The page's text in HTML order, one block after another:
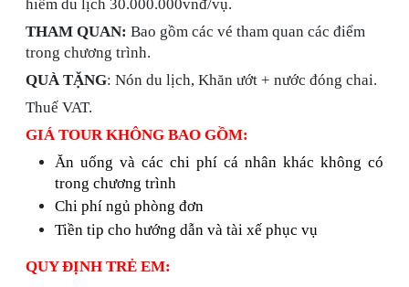
hiểm du lịch 30.000.000vnđ/vụ. ​​​​​​​
THAM QUAN: Bao gồm các vé tham quan các điểm
trong chương trình.
QUÀ TẶNG: Nón du lịch, Khăn ướt + nước đóng chai.
Thuế VAT.
GIÁ TOUR KHÔNG BAO GỒM:
Ăn uống và các chi phí cá nhân khác không có
trong chương trình
Chi phí ngủ phòng đơn
Tiền tip cho hướng dẫn và tài xế phục vụ
QUY ĐỊNH TRẺ EM: